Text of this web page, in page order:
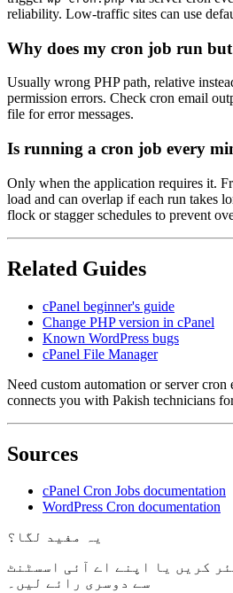
reliability. Low-traffic sites can use
Why does my cron job run
Usually wrong PHP path, relative
permission errors. Check cron email
file for error messages.
Is running a cron job every
Only when the application requires it.
load and can overlap if each run takes
flock or stagger schedules to prevent
Related Guides
cPanel beginner's guide
Change PHP version in cPanel
Known WordPress bugs
cPanel File Manager
Need custom automation or server cron
connects you with Pakish technicians
Sources
cPanel Cron Jobs documentation
WordPress Cron documentation
یہ مفید لگا؟
کریں یا اپنے اے آئی اسسٹنٹ
سے دوسری رائے لیں۔